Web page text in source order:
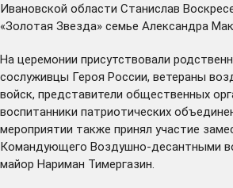
Ивановской области Станислав
«Золотая Звезда» семье Александра
На церемонии присутствовали
сослуживцы Героя России, ветераны
войск, представители общественных
воспитанники патриотических
мероприятии также принял участие
Командующего Воздушно-десантными
майор Нариман Тимергазин.